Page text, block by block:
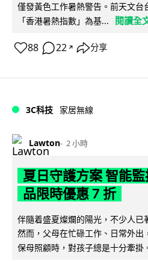
僅發黃色工作暑熱警告。前天文台
「香港暑熱指數」為基...
閱讀全
88 22 ↗ 分享
3C科技 家居無線
Lawton 2 小時
夏日守護方案 智能
品限時優惠 7 折
伴隨着盛夏燦爛的陽光，不少人已
然而，父母在忙碌工作、日常外出
保母照顧時，對孩子總是十分牽掛